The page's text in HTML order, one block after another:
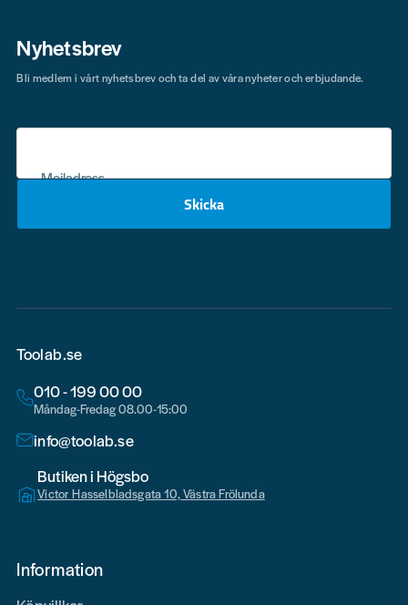
Nyhetsbrev
Mejladress
Skicka
Bli medlem i vårt nyhetsbrev och ta del av våra nyheter och erbjudande.
Toolab.se
010 - 199 00 00
Måndag-Fredag 08.00-15:00
info@toolab.se
Butiken i Högsbo
Victor Hasselbladsgata 10, Västra Frölunda
Information